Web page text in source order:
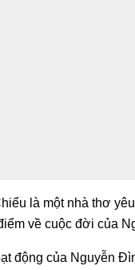
là một nhà thơ
về cuộc đời của
động của Nguyễn